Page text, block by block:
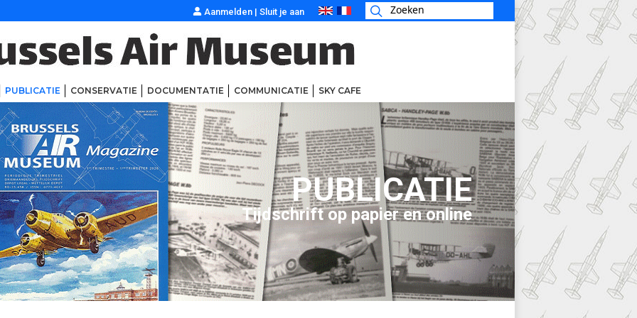
Aanmelden | Sluit je aan
PUBLICATIE CONSERVATIE DOCUMENTATIE COMMUNICATIE SKY CAFE
PUBLICATIE
Tijdschrift op papier en online